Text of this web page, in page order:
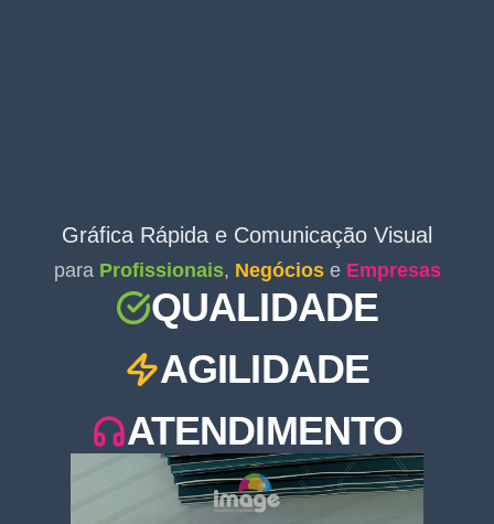
Gráfica Rápida e Comunicação Visual
para Profissionais, Negóciose Empresas
QUALIDADE
AGILIDADE
ATENDIMENTO